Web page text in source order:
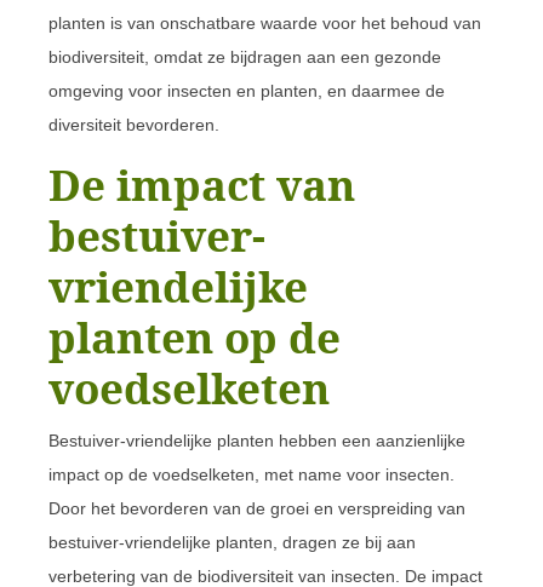
planten is van onschatbare waarde voor het behoud van
biodiversiteit, omdat ze bijdragen aan een gezonde
omgeving voor insecten en planten, en daarmee de
diversiteit bevorderen.
De impact van
bestuiver-
vriendelijke
planten op de
voedselketen
Bestuiver-vriendelijke planten hebben een aanzienlijke
impact op de voedselketen, met name voor insecten.
Door het bevorderen van de groei en verspreiding van
bestuiver-vriendelijke planten, dragen ze bij aan
verbetering van de biodiversiteit van insecten. De impact